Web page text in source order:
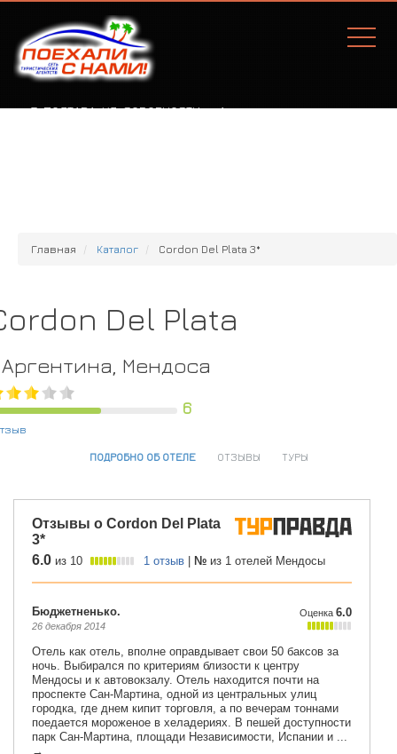
Г. ПОЛТАВА, УЛ. СОБОРНОСТИ, 77А
Главная Каталог Cordon Del Plata 3*
Del Plata
Аргентина, Мендоса
6
ПОДРОБНО ОБ ОТЕЛЕ
ОТЗЫВЫ ТУРЫ